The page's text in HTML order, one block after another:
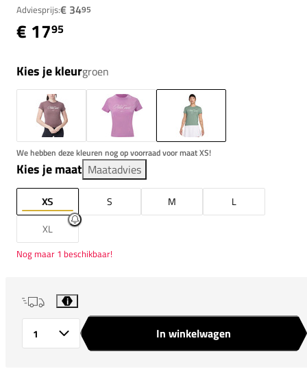
Adviesprijs:€ 3495
€ 1795
Kies je kleurgroen
We hebben deze kleuren nog op voorraad voor maat XS!
Kies je maat Maatadvies
XS S M
L
XL
Nog maar 1 beschikbaar!
i
In winkelwagen